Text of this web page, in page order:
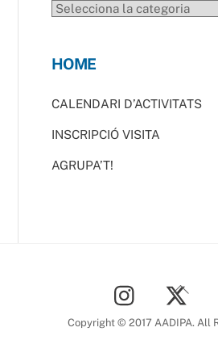
CATEGORIES
HOME
CALENDARI D’ACTIVITATS
INSCRIPCIÓ VISITA
AGRUPA’T!
To
Top
Copyright © 2017 AADIPA. All